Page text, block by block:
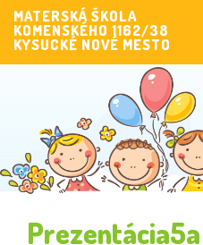
MATERSKÁ ŠKOLA
KOMENSKÉHO 1162/38
KYSUCKÉ NOVÉ MESTO
Prezentácia5a